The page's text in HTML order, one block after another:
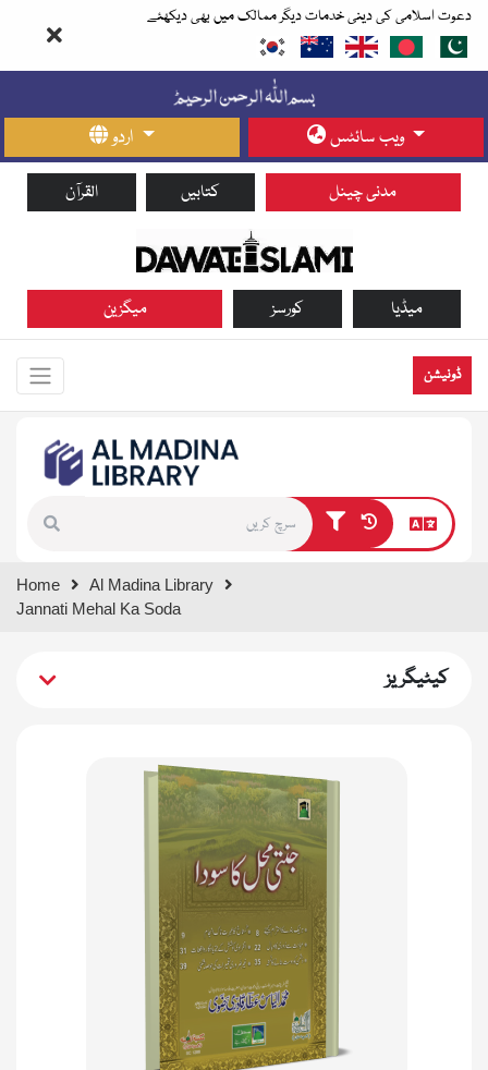
دعوت اسلامی کی دینی خدمات دیگر ممالک میں بھی دیکھئے
اردو ویب سائٹس
القرآن کتابیں مدنی چینل
میگزین کورسز میڈیا
ڈونیشن
results.
Home
Al Madina Library
Jannati Mehal Ka Soda
کیٹیگریز